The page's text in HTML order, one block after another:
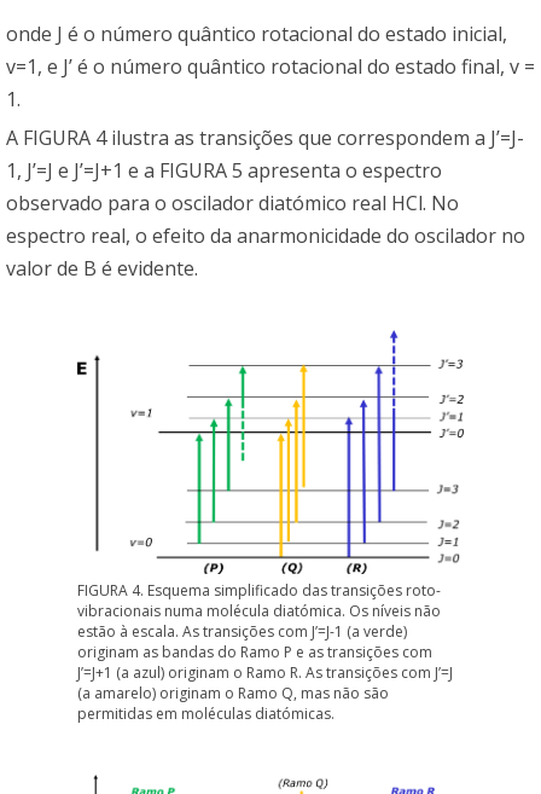
onde J é o número quântico rotacional do estado inicial,
v=1, e J’ é o número quântico rotacional do estado final, v =
1.
A FIGURA 4 ilustra as transições que correspondem a J’=J-
1, J’=J e J’=J+1 e a FIGURA 5 apresenta o espectro
observado para o oscilador diatómico real HCl. No
espectro real, o efeito da anarmonicidade do oscilador no
valor de B é evidente.
FIGURA 4. Esquema simplificado das transições roto-
vibracionais numa molécula diatómica. Os níveis não
estão à escala. As transições com J’=J-1 (a verde)
originam as bandas do Ramo P e as transições com
J’=J+1 (a azul) originam o Ramo R. As transições com J’=J
(a amarelo) originam o Ramo Q, mas não são
permitidas em moléculas diatómicas.